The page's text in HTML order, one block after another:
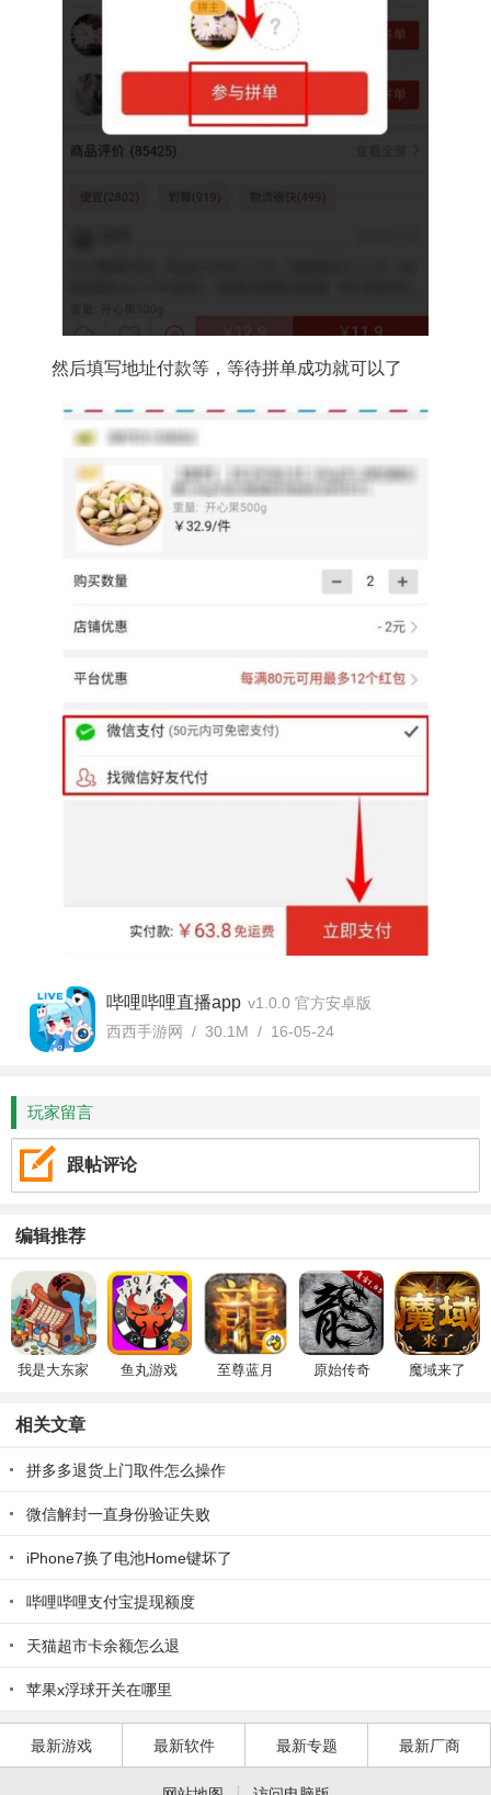
然后填写地址付款等，等待拼单成功就可以了
哔哩哔哩直播app v1.0.0 官方安卓版
西西手游网 / 30.1M / 16-05-24
玩家留言
跟帖评论
编辑推荐
我是大东家 鱼丸游戏 至尊蓝月 原始传奇 魔域来了
相关文章
拼多多退货上门取件怎么操作
微信解封一直身份验证失败
iPhone7换了电池Home键坏了
哔哩哔哩支付宝提现额度
天猫超市卡余额怎么退
苹果x浮球开关在哪里
最新游戏 最新软件 最新专题 最新厂商